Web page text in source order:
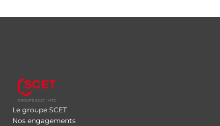
Le groupe SCET
Nos engagements